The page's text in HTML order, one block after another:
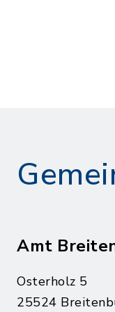
Amt
Osterholz 5
25524